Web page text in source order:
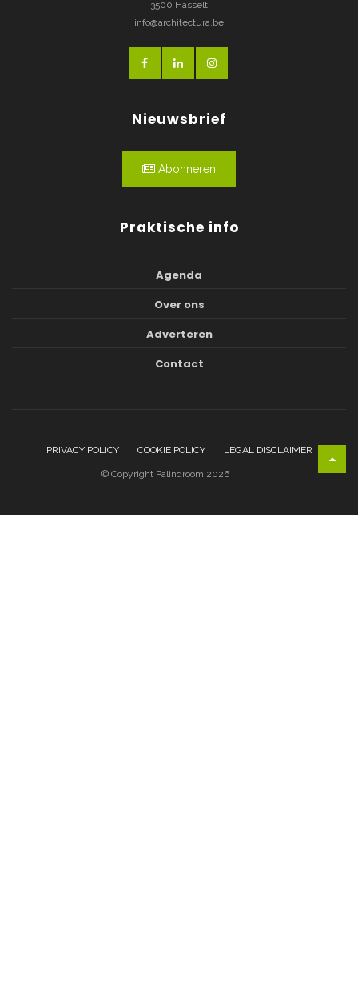
3500 Hasselt
info@architectura.be
Nieuwsbrief
Abonneren
Praktische info
Agenda
Over ons
Adverteren
Contact
PRIVACY POLICY COOKIE POLICY LEGAL DISCLAIMER
© Copyright Palindroom 2026